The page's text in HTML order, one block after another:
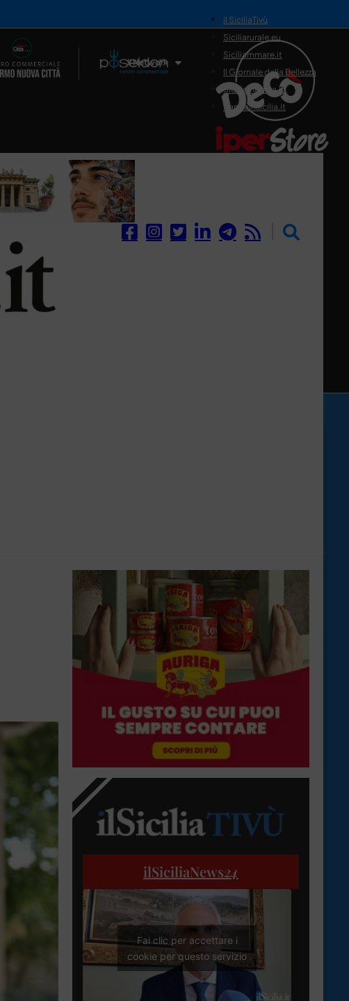
Il Network
il SiciliaTivù
Siciliarurale.eu
Siciliammare.it
Il Giornale della Bellezza
Siciliamedica.it
Sanitainsicilia.it
ilSiciliaNews24
Fai clic per accettare i
cookie per questo servizio